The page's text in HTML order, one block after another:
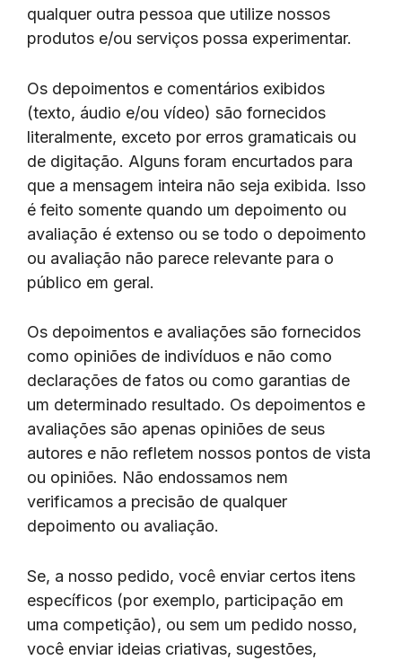
qualquer outra pessoa que utilize nossos
produtos e/ou serviços possa experimentar.
Os depoimentos e comentários exibidos
(texto, áudio e/ou vídeo) são fornecidos
literalmente, exceto por erros gramaticais ou
de digitação. Alguns foram encurtados para
que a mensagem inteira não seja exibida. Isso
é feito somente quando um depoimento ou
avaliação é extenso ou se todo o depoimento
ou avaliação não parece relevante para o
público em geral.
Os depoimentos e avaliações são fornecidos
como opiniões de indivíduos e não como
declarações de fatos ou como garantias de
um determinado resultado. Os depoimentos e
avaliações são apenas opiniões de seus
autores e não refletem nossos pontos de vista
ou opiniões. Não endossamos nem
verificamos a precisão de qualquer
depoimento ou avaliação.
Se, a nosso pedido, você enviar certos itens
específicos (por exemplo, participação em
uma competição), ou sem um pedido nosso,
você enviar ideias criativas, sugestões,